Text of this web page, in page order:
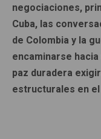
negociaciones,
Cuba, las
de Colombia y la
encaminarse
paz duradera
estructurales en